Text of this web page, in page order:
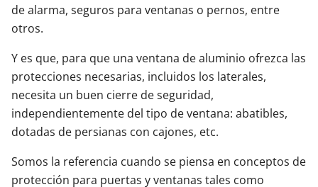
de alarma, seguros para ventanas o pernos, entre
otros.
Y es que, para que una ventana de aluminio ofrezca las
protecciones necesarias, incluidos los laterales,
necesita un buen cierre de seguridad,
independientemente del tipo de ventana: abatibles,
dotadas de persianas con cajones, etc.
Somos la referencia cuando se piensa en conceptos de
protección para puertas y ventanas tales como